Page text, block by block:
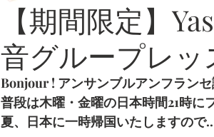
【期間限定】
音グループレッ
Bonjour ! アンサンブルアンフランセ
普段は木曜・金曜の日本時間21時
夏、日本に一時帰国いたしますので